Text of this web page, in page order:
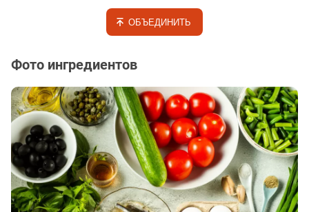
ОБЪЕДИНИТЬ
Фото ингредиентов